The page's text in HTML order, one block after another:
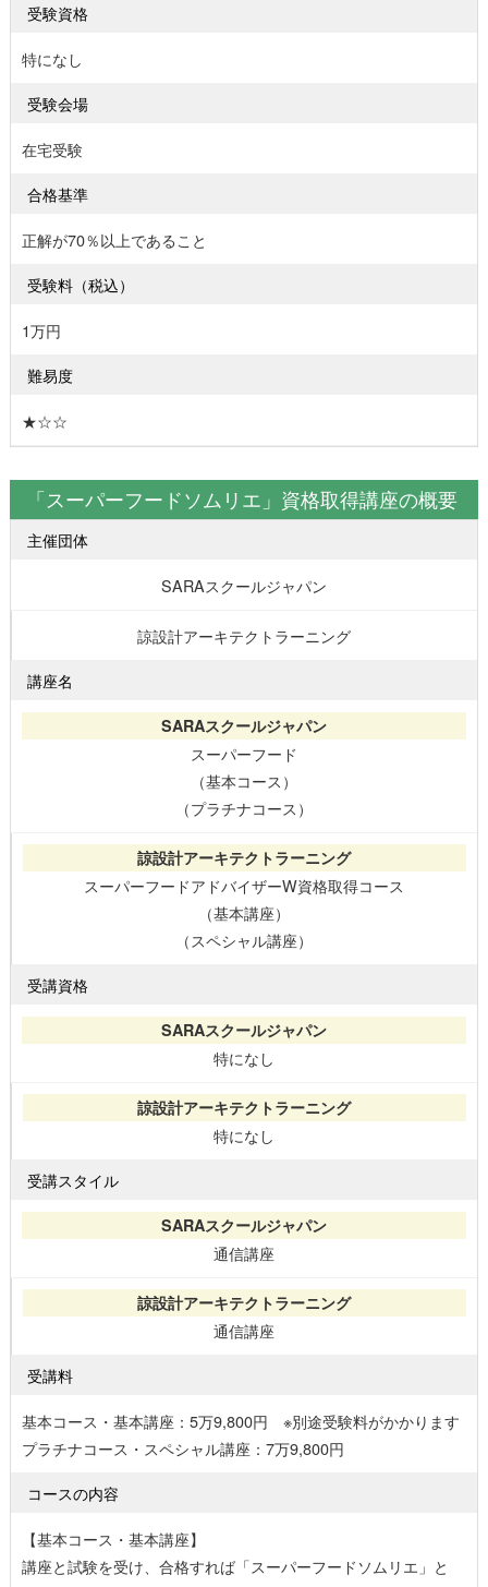
受験資格
特になし
受験会場
在宅受験
合格基準
正解が70％以上であること
受験料（税込）
1万円
難易度
★☆☆
「スーパーフードソムリエ」資格取得講座の概要
主催団体
SARAスクールジャパン
諒設計アーキテクトラーニング
講座名
スーパーフード
（基本コース）
（プラチナコース）
スーパーフードアドバイザーW資格取得コース
（基本講座）
（スペシャル講座）
受講資格
特になし
特になし
受講スタイル
通信講座
通信講座
受講料
基本コース・基本講座：5万9,800円 ※別途受験料がかかります
プラチナコース・スペシャル講座：7万9,800円
コースの内容
【基本コース・基本講座】
講座と試験を受け、合格すれば「スーパーフードソムリエ」と